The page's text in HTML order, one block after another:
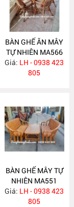
BÀN GHẾ ĂN MÂY
TỰ NHIÊN MA566
Giá: LH - 0938 423
805
BÀN GHẾ MÂY TỰ
NHIÊN MA551
Giá: LH - 0938 423
805